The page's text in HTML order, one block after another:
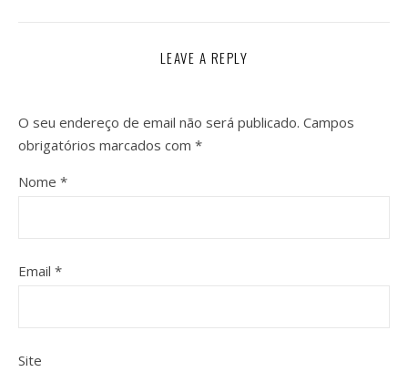
LEAVE A REPLY
O seu endereço de email não será publicado. Campos
obrigatórios marcados com *
Nome *
Email *
Site